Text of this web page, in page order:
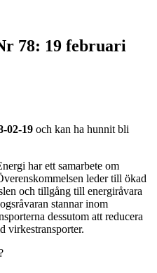
78: 19 februari
02-19 och kan ha hunnit bli
har ett samarbete om
leder till ökad
och tillgång till energiråvara
stannar inom
dessutom att reducera
virkestransporter.